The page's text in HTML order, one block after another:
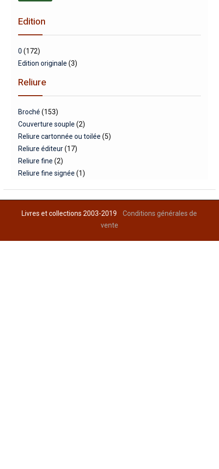
Edition
0 (172)
Edition originale (3)
Reliure
Broché (153)
Couverture souple (2)
Reliure cartonnée ou toilée (5)
Reliure éditeur (17)
Reliure fine (2)
Reliure fine signée (1)
Livres et collections 2003-2019Conditions générales de
vente